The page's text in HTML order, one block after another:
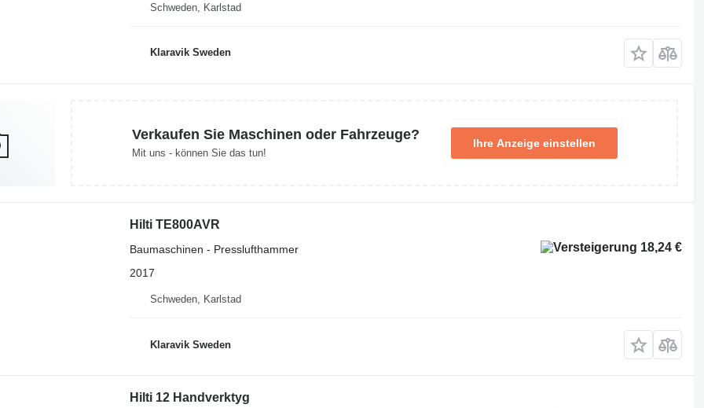
Schweden, Karlstad
Klaravik Sweden
Verkaufen Sie Maschinen oder Fahrzeuge?
Mit uns - können Sie das tun!
Ihre Anzeige einstellen
Hilti TE800AVR
18,24 €
Baumaschinen - Presslufthammer
2017
Schweden, Karlstad
Klaravik Sweden
Hilti 12 Handverktyg